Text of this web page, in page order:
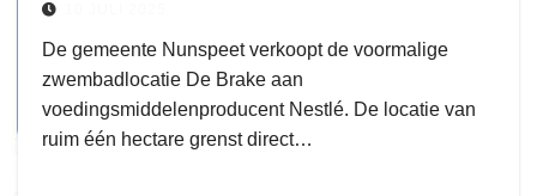
De gemeente Nunspeet verkoopt de voormalige
zwembadlocatie De Brake aan
voedingsmiddelenproducent Nestlé. De locatie van
ruim één hectare grenst direct…